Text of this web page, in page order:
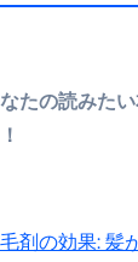
くなります
たの読みた
剤の効果: 髪